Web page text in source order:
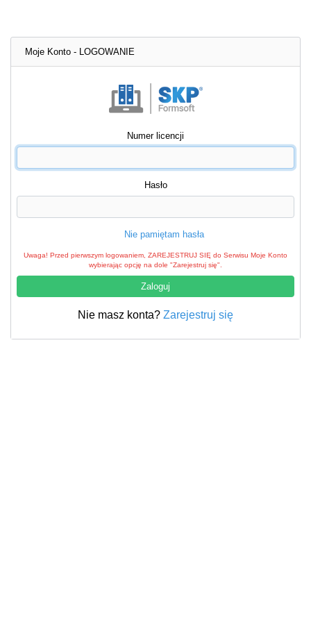
Moje Konto - LOGOWANIE
Numer licencji
Hasło
Nie pamiętam hasła
Uwaga! Przed pierwszym logowaniem, ZAREJESTRUJ SIĘ do Serwisu Moje Konto
wybierając opcję na dole "Zarejestruj się".
Zaloguj
Nie masz konta? Zarejestruj się